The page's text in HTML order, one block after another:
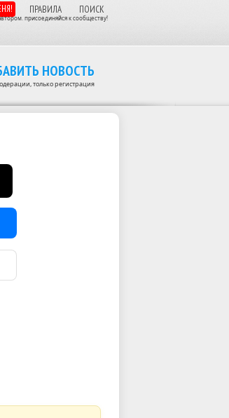
ПРАВИЛА ПОИСК
присоединяйся к сообществу!
НОВОСТЬ
только регистрация